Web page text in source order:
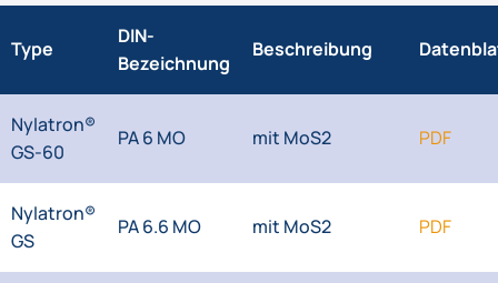
Type
DIN-
Bezeichnung
Beschreibung
Nylatron®
GS-60
PA 6 MO mit MoS2 PDF
Nylatron®
GS
PA 6.6 MO mit MoS2 PDF